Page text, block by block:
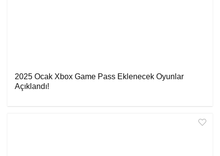
2025 Ocak Xbox Game Pass Eklenecek Oyunlar
Açıklandı!